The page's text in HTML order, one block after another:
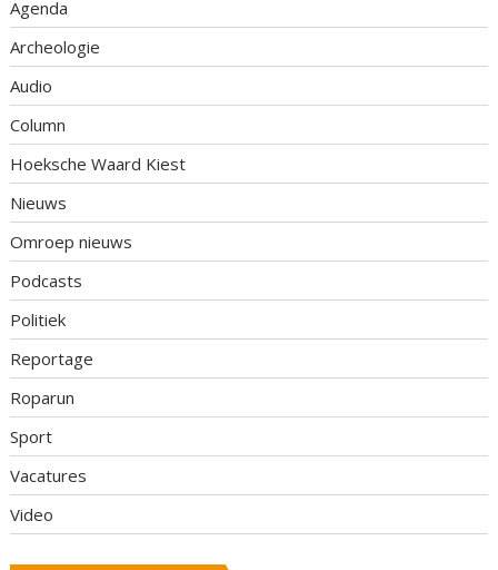
Agenda
Archeologie
Audio
Column
Hoeksche Waard Kiest
Nieuws
Omroep nieuws
Podcasts
Politiek
Reportage
Roparun
Sport
Vacatures
Video